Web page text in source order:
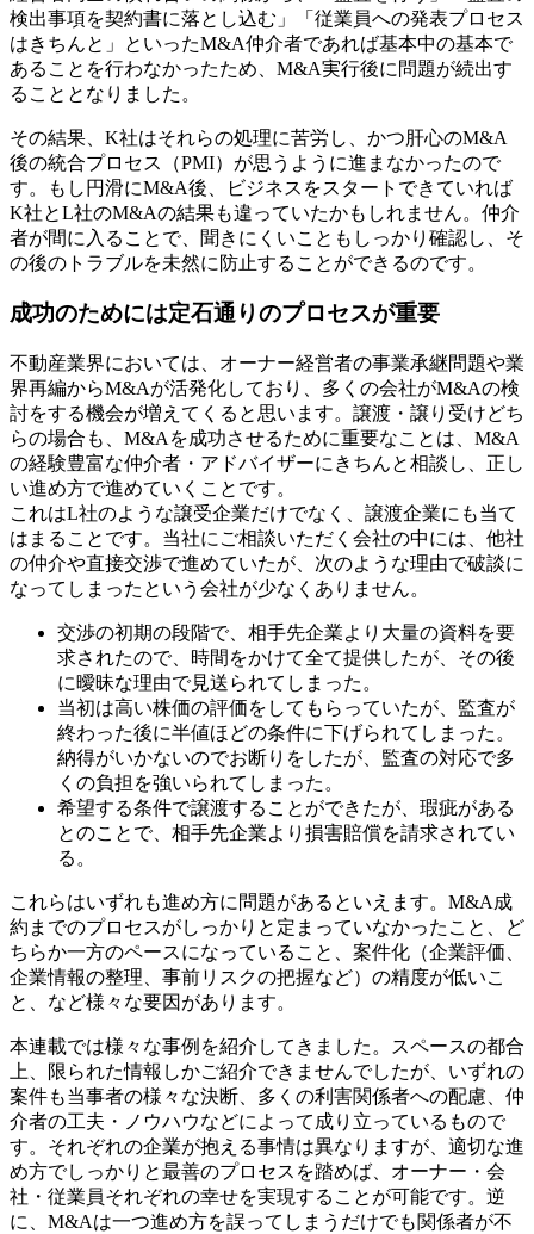
検出事項を契約書に落とし込む」「従業員への発表プロセス
はきちんと」といったM&A仲介者であれば基本中の基本で
あることを行わなかったため、M&A実行後に問題が続出す
ることとなりました。
その結果、K社はそれらの処理に苦労し、かつ肝心のM&A
後の統合プロセス（PMI）が思うように進まなかったので
す。もし円滑にM&A後、ビジネスをスタートできていれば
K社とL社のM&Aの結果も違っていたかもしれません。仲介
者が間に入ることで、聞きにくいこともしっかり確認し、そ
の後のトラブルを未然に防止することができるのです。
成功のためには定石通りのプロセスが重要
不動産業界においては、オーナー経営者の事業承継問題や業
界再編からM&Aが活発化しており、多くの会社がM&Aの検
討をする機会が増えてくると思います。譲渡・譲り受けどち
らの場合も、M&Aを成功させるために重要なことは、M&A
の経験豊富な仲介者・アドバイザーにきちんと相談し、正し
い進め方で進めていくことです。
これはL社のような譲受企業だけでなく、譲渡企業にも当て
はまることです。当社にご相談いただく会社の中には、他社
の仲介や直接交渉で進めていたが、次のような理由で破談に
なってしまったという会社が少なくありません。
交渉の初期の段階で、相手先企業より大量の資料を要
求されたので、時間をかけて全て提供したが、その後
に曖昧な理由で見送られてしまった。
当初は高い株価の評価をしてもらっていたが、監査が
終わった後に半値ほどの条件に下げられてしまった。
納得がいかないのでお断りをしたが、監査の対応で多
くの負担を強いられてしまった。
希望する条件で譲渡することができたが、瑕疵がある
とのことで、相手先企業より損害賠償を請求されてい
る。
これらはいずれも進め方に問題があるといえます。M&A成
約までのプロセスがしっかりと定まっていなかったこと、ど
ちらか一方のペースになっていること、案件化（企業評価、
企業情報の整理、事前リスクの把握など）の精度が低いこ
と、など様々な要因があります。
本連載では様々な事例を紹介してきました。スペースの都合
上、限られた情報しかご紹介できませんでしたが、いずれの
案件も当事者の様々な決断、多くの利害関係者への配慮、仲
介者の工夫・ノウハウなどによって成り立っているもので
す。それぞれの企業が抱える事情は異なりますが、適切な進
め方でしっかりと最善のプロセスを踏めば、オーナー・会
社・従業員それぞれの幸せを実現することが可能です。逆
に、M&Aは一つ進め方を誤ってしまうだけでも関係者が不